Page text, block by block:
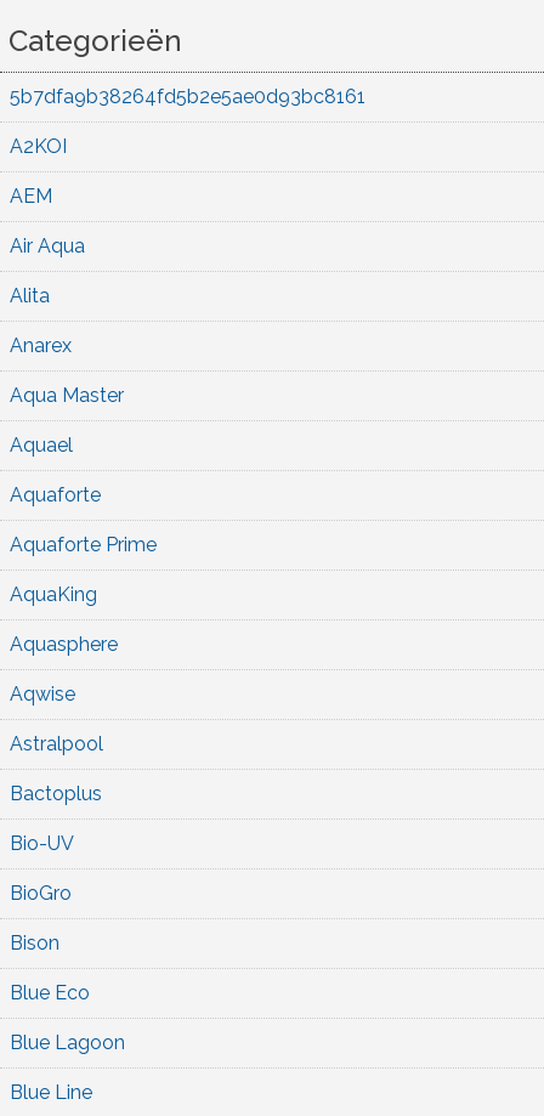
Categorieën
5b7dfa9b38264fd5b2e5ae0d93bc8161
A2KOI
AEM
Air Aqua
Alita
Anarex
Aqua Master
Aquael
Aquaforte
Aquaforte Prime
AquaKing
Aquasphere
Aqwise
Astralpool
Bactoplus
Bio-UV
BioGro
Bison
Blue Eco
Blue Lagoon
Blue Line